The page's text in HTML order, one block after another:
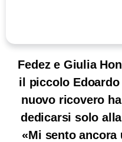
Fedez e Giulia
il piccolo Edoardo
nuovo ricovero
dedicarsi solo
«Mi sento ancora